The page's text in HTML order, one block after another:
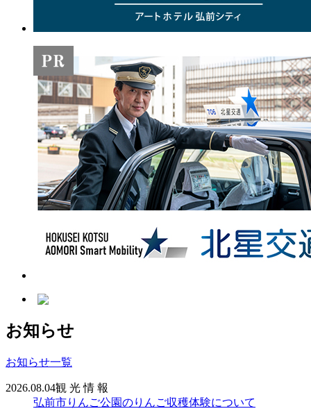
お知らせ
お知らせ一覧
2026.08.04観 光 情 報
弘前市りんご公園のりんご収穫体験について